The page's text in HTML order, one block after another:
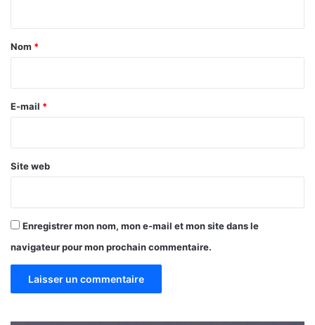
a
e
Nom *
E-mail *
Site web
Enregistrer mon nom, mon e-mail et mon site dans le
navigateur pour mon prochain commentaire.